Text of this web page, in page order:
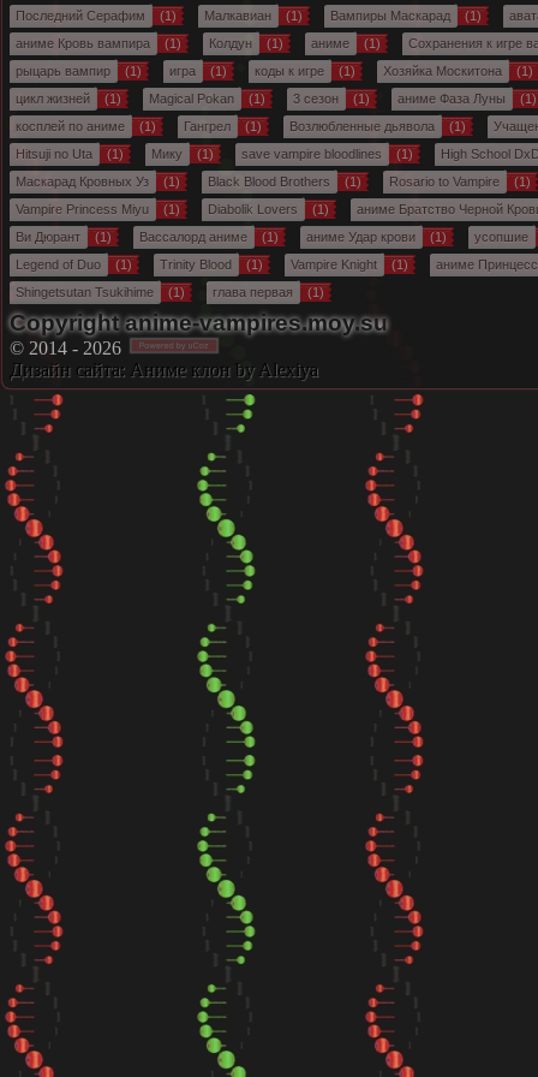
Последний Серафим (1) Малкавиан (1) Вампиры Маскарад (1)
аниме Кровь вампира
(1) Колдун (1) аниме (1)
Сохранения к игре
рыцарь вампир
(1) игра (1) коды к игре (1) Хозяйка Москитона
(1)
цикл жизней
(1) Magical Pokan (1) 3 сезон (1) аниме Фаза Луны
(1)
косплей по аниме
(1) Гангрел (1) Возлюбленные дьявола (1)
Hitsuji no Uta
(1) Мику (1) save vampire bloodlines (1)
High School
Маскарад Кровных Уз
(1) Black Blood Brothers (1) Rosario to Vampire
(1)
Vampire Princess Miyu
(1) Diabolik Lovers (1)
аниме Братство Черной
Ви Дюрант
(1) Вассалорд аниме (1) аниме Удар крови (1)
усопшие
Legend of Duo
(1) Trinity Blood (1) Vampire Knight (1)
аниме
Shingetsutan Tsukihime
(1) глава первая (1)
Copyright anime-vampires.moy.su
© 2014 - 2026
Дизайн сайта: Аниме клон by Alexiya